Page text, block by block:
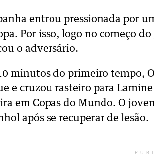
entrou pressionada por
Por isso, logo no começo
o adversário.
minutos do primeiro tempo,
e cruzou rasteiro para
em Copas do Mundo. O
após se recuperar de lesão.